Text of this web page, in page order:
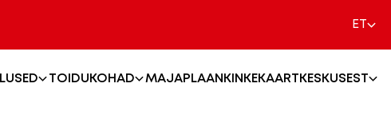
ET
TOIDUKOHAD MAJAPLAAN KINKEKAART KESKUSEST